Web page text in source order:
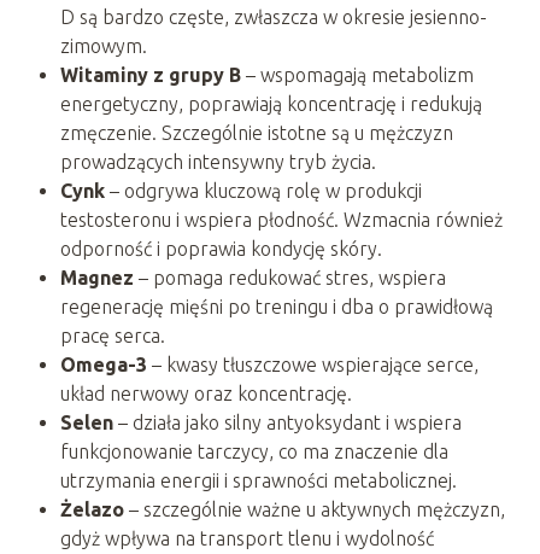
D są bardzo częste, zwłaszcza w okresie jesienno-
zimowym.
Witaminy z grupy B– wspomagają metabolizm
energetyczny, poprawiają koncentrację i redukują
zmęczenie. Szczególnie istotne są u mężczyzn
prowadzących intensywny tryb życia.
Cynk– odgrywa kluczową rolę w produkcji
testosteronu i wspiera płodność. Wzmacnia również
odporność i poprawia kondycję skóry.
Magnez – pomaga redukować stres, wspiera
regenerację mięśni po treningu i dba o prawidłową
pracę serca.
Omega-3 – kwasy tłuszczowe wspierające serce,
układ nerwowy oraz koncentrację.
Selen– działa jako silny antyoksydant i wspiera
funkcjonowanie tarczycy, co ma znaczenie dla
utrzymania energii i sprawności metabolicznej.
Żelazo– szczególnie ważne u aktywnych mężczyzn,
gdyż wpływa na transport tlenu i wydolność